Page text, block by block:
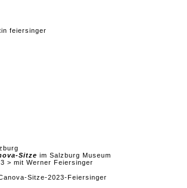
Sitze im Salzburg Museum
> mit Werner Feiersinger